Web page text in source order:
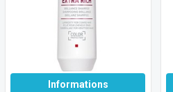
Informations